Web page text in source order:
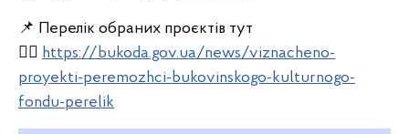
📌 Перелік обраних проєктів тут
👉🏼 https://bukoda.gov.ua/news/viznacheno-
proyekti-peremozhci-bukovinskogo-kulturnogo-
fondu-perelik